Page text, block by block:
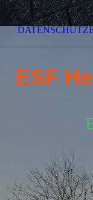
ESF